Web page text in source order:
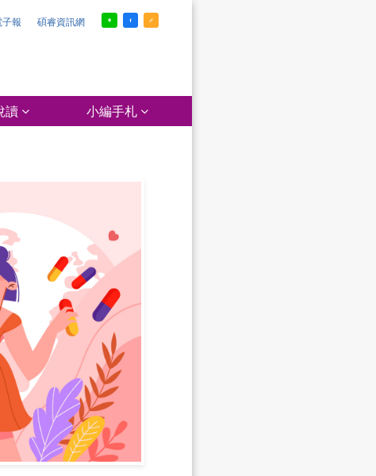
子報 碩睿資訊網
讀 小編手札